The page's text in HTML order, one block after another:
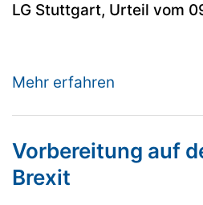
LG Stuttgart, Urteil vom
Mehr erfahren
Vorbereitung auf
Brexit